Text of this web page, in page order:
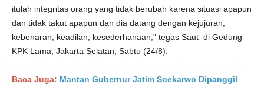
itulah integritas orang yang tidak berubah karena situasi apapun
dan tidak takut apapun dan dia datang dengan kejujuran,
kebenaran, keadilan, kesederhanaan," tegas Saut di Gedung
KPK Lama, Jakarta Selatan, Sabtu (24/8).
Baca Juga: Mantan Gubernur Jatim Soekarwo Dipanggil